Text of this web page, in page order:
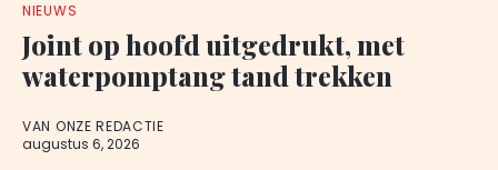
NIEUWS
Joint op hoofd uitgedrukt, met
waterpomptang tand trekken
VAN ONZE REDACTIE
augustus 6, 2026